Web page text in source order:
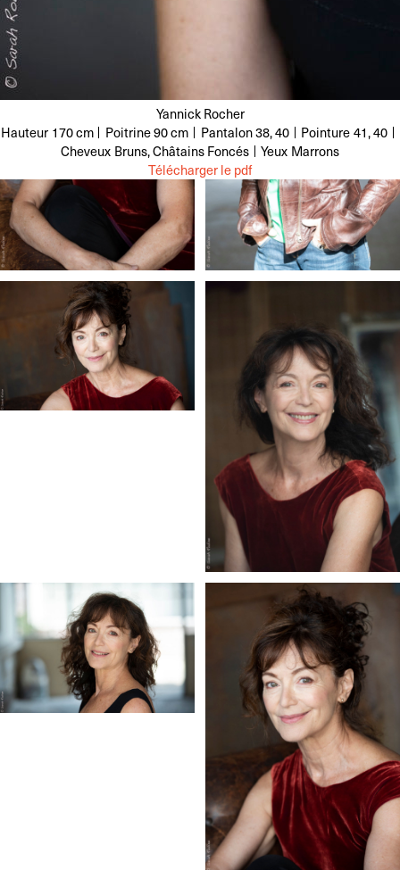
Yannick Rocher
Hauteur 170 cm Poitrine90 cm Pantalon38, 40 Pointure41, 40
Cheveux Bruns, Châtains Foncés Yeux Marrons
Télécharger le pdf